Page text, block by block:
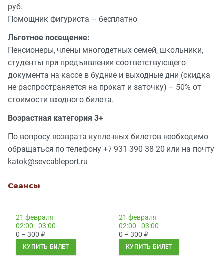
руб.
Помощник фигуриста – бесплатно
Льготное посещение:
Пенсионеры, члены многодетных семей, школьники,
студенты при предъявлении соответствующего
документа на кассе в будние и выходные дни (скидка
не распространяется на прокат и заточку) – 50% от
стоимости входного билета.
Возрастная категория 3+
По вопросу возврата купленных билетов необходимо
обращаться по телефону +7 931 390 38 20 или на почту
katok@sevcableport.ru
Сеансы
21 февраля
02:00 - 03:00
0 – 300 ₽
КУПИТЬ БИЛЕТ
21 февраля
02:00 - 03:00
0 – 300 ₽
КУПИТЬ БИЛЕТ